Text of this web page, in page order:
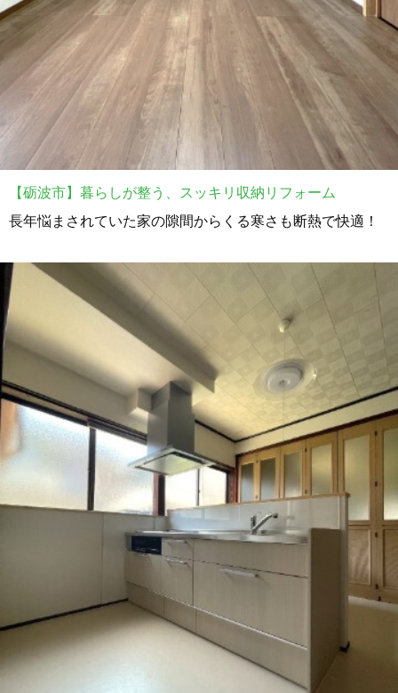
【砺波市】暮らしが整う、スッキリ収納リフォーム
長年悩まされていた家の隙間からくる寒さも断熱で快適！